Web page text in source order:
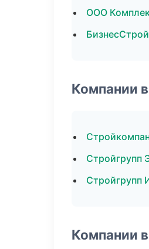
ООО
Компании
Стройгрупп
Стройгрупп
Компании